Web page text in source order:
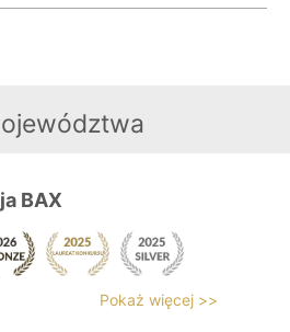
BAX
Pokaż więcej >>